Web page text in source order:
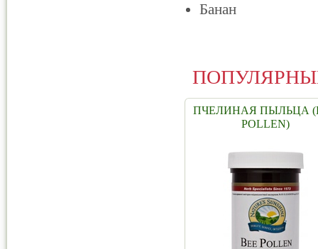
Банан
ПЧЕЛИНАЯ ПЫЛЬЦА
POLLEN)